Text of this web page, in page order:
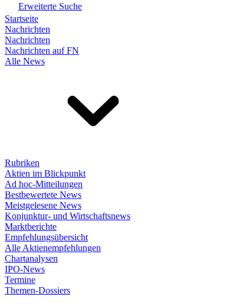
Erweiterte Suche
Startseite
Nachrichten
Nachrichten
Nachrichten auf FN
Alle News
Rubriken
Aktien im Blickpunkt
Ad hoc-Mitteilungen
Bestbewertete News
Meistgelesene News
Konjunktur- und Wirtschaftsnews
Marktberichte
Empfehlungsübersicht
Alle Aktienempfehlungen
Chartanalysen
IPO-News
Termine
Themen-Dossiers